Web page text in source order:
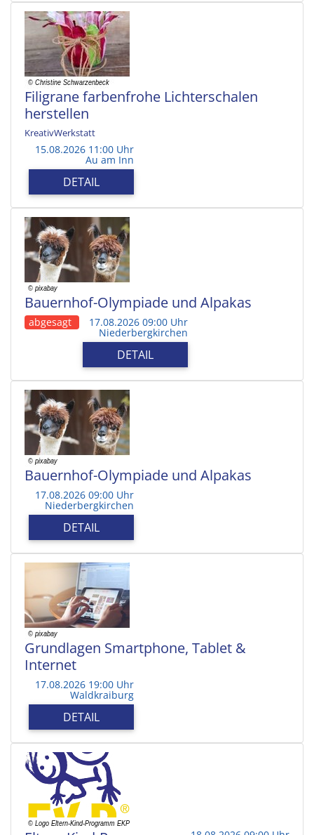
Filigrane farbenfrohe Lichterschalen
herstellen
KreativWerkstatt
15.08.2026 11:00 Uhr
Au am Inn
DETAIL
Bauernhof-Olympiade und Alpakas
abgesagt 17.08.2026 09:00 Uhr
Niederbergkirchen
DETAIL
Bauernhof-Olympiade und Alpakas
17.08.2026 09:00 Uhr
Niederbergkirchen
DETAIL
Grundlagen Smartphone, Tablet &
Internet
17.08.2026 19:00 Uhr
Waldkraiburg
DETAIL